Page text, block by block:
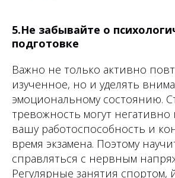
5.Не забывайте о
подготовке
Важно не только активно
изученное, но и уделять
эмоциональному состоянию.
тревожность могут
вашу работоспособность и
время экзамена. Поэтому
справляться с нервным
Регулярные занятия спортом,